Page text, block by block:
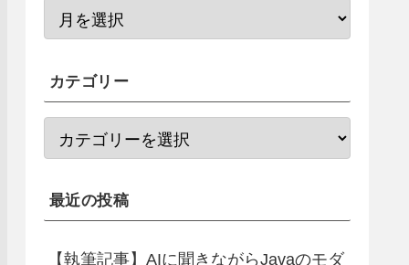
カテゴリー
最近の投稿
【執筆記事】AIに聞きながらJavaのモダ